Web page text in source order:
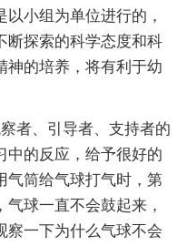
小组为单位进行的，
断探索的科学态度和科
神的培养，将有利于幼
者、引导者、支持者的
中的反应，给予很好的
气筒给气球打气时，第
球一直不会鼓起来，
一下为什么气球不会